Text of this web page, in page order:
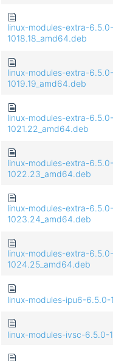
linux-modules-extra-
1018.18_amd64.deb
linux-modules-extra-
1019.19_amd64.deb
linux-modules-extra-
1021.22_amd64.deb
linux-modules-extra-
1022.23_amd64.deb
linux-modules-extra-
1023.24_amd64.deb
linux-modules-extra-
1024.25_amd64.deb
linux-modules-ipu6-6.5.0-
linux-modules-ivsc-6.5.0-